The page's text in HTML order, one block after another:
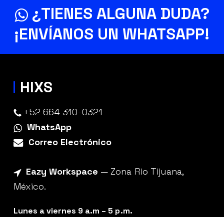
¿TIENES ALGUNA DUDA?
¡ENVÍANOS UN WHATSAPP!
HIXS
+52 664 310-0321
WhatsApp
Correo Electrónico
Eazy Workspace — Zona Rio Tijuana,
México.
Lunes a viernes 9 a.m – 5 p.m.